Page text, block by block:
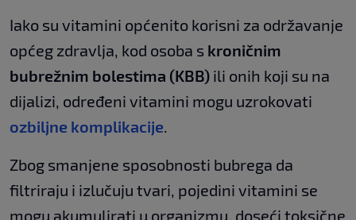
Iako su vitamini općenito korisni za održavanje
općeg zdravlja, kod osoba s kroničnim
bubrežnim bolestima (KBB) ili onih koji su na
dijalizi, određeni vitamini mogu uzrokovati
ozbiljne komplikacije.
Zbog smanjene sposobnosti bubrega da
filtriraju i izlučuju tvari, pojedini vitamini se
mogu akumulirati u organizmu, doseći toksične